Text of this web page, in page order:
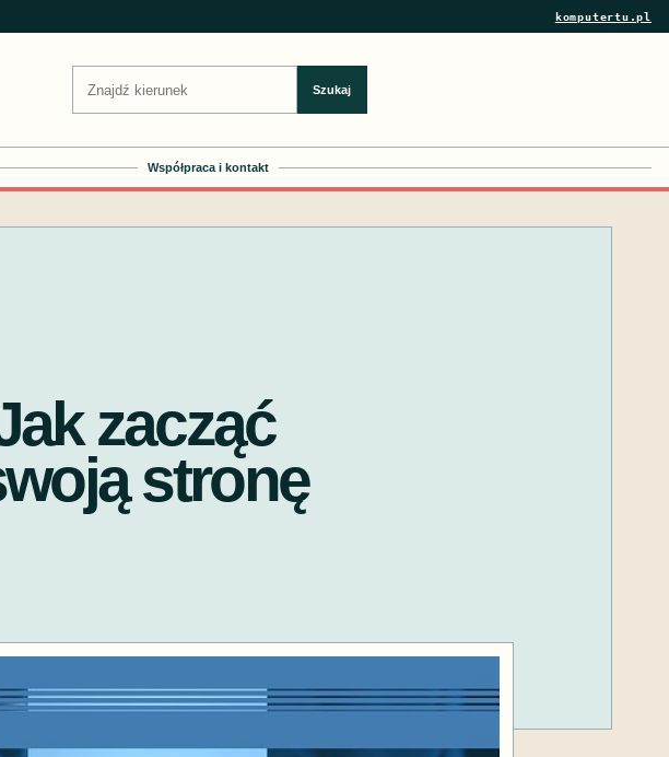
komputertu.pl
Szukaj
Współpraca i kontakt
zacząć
stronę